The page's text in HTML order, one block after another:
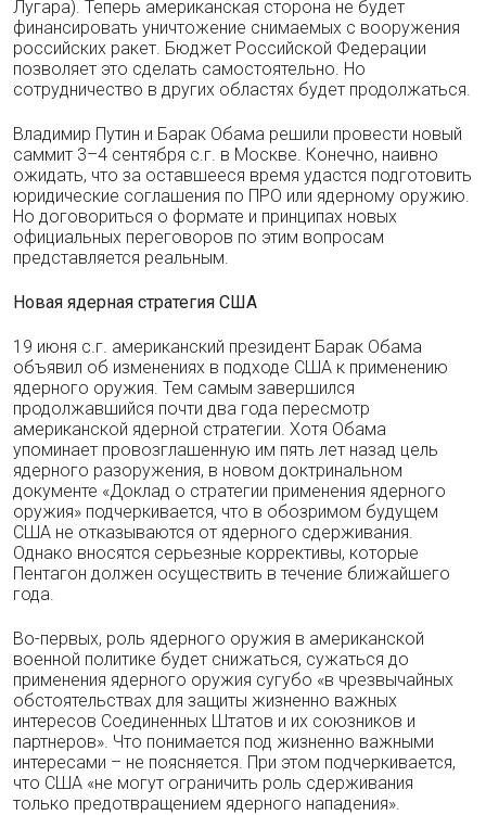
Лугара). Теперь американская сторона не будет
финансировать уничтожение снимаемых с вооружения
российских ракет. Бюджет Российской Федерации
позволяет это сделать самостоятельно. Но
сотрудничество в других областях будет продолжаться.
Владимир Путин и Барак Обама решили провести новый
саммит 3–4 сентября с.г. в Москве. Конечно, наивно
ожидать, что за оставшееся время удастся подготовить
юридические соглашения по ПРО или ядерному оружию.
Но договориться о формате и принципах новых
официальных переговоров по этим вопросам
представляется реальным.
Новая ядерная стратегия США
19 июня с.г. американский президент Барак Обама
объявил об изменениях в подходе США к применению
ядерного оружия. Тем самым завершился
продолжавшийся почти два года пересмотр
американской ядерной стратегии. Хотя Обама
упоминает провозглашенную им пять лет назад цель
ядерного разоружения, в новом доктринальном
документе «Доклад о стратегии применения ядерного
оружия» подчеркивается, что в обозримом будущем
США не отказываются от ядерного сдерживания.
Однако вносятся серьезные коррективы, которые
Пентагон должен осуществить в течение ближайшего
года.
Во-первых, роль ядерного оружия в американской
военной политике будет снижаться, сужаться до
применения ядерного оружия сугубо «в чрезвычайных
обстоятельствах для защиты жизненно важных
интересов Соединенных Штатов и их союзников и
партнеров». Что понимается под жизненно важными
интересами – не поясняется. При этом подчеркивается,
что США «не могут ограничить роль сдерживания
только предотвращением ядерного нападения».